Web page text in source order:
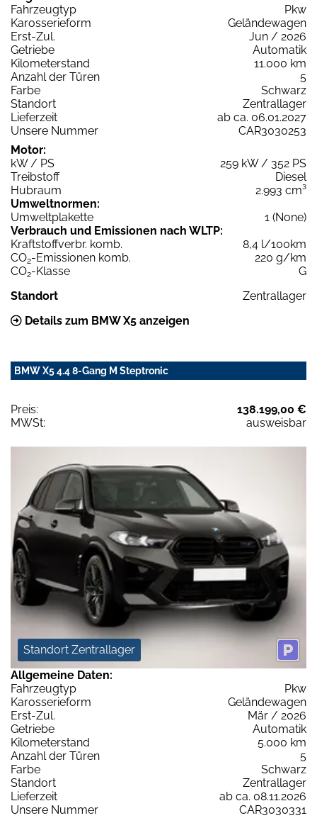
Fahrzeugtyp
Pkw
Karosserieform
Geländewagen
Erst-Zul.
Jun / 2026
Getriebe
Automatik
Kilometerstand
11.000 km
Anzahl der Türen
5
Farbe
Schwarz
Standort
Zentrallager
Lieferzeit
ab ca. 06.01.2027
Unsere Nummer
CAR3030253
Motor:
kW / PS
259 kW / 352 PS
Treibstoff
Diesel
Hubraum
2.993 cm³
Umweltnormen:
Umweltplakette
1 (None)
Verbrauch und Emissionen nach WLTP:
Kraftstoffverbr. komb.
8,4 l/100km
CO2-Emissionen komb.
220 g/km
CO2-Klasse
G
Standort
Zentrallager
Details zum BMW X5 anzeigen
BMW X5 4.4 8-Gang M Steptronic
Preis:
138.199,00 €
MWSt:
ausweisbar
Standort Zentrallager
Allgemeine Daten:
Fahrzeugtyp
Pkw
Karosserieform
Geländewagen
Erst-Zul.
Mär / 2026
Getriebe
Automatik
Kilometerstand
5.000 km
Anzahl der Türen
5
Farbe
Schwarz
Standort
Zentrallager
Lieferzeit
ab ca. 08.11.2026
Unsere Nummer
CAR3030331